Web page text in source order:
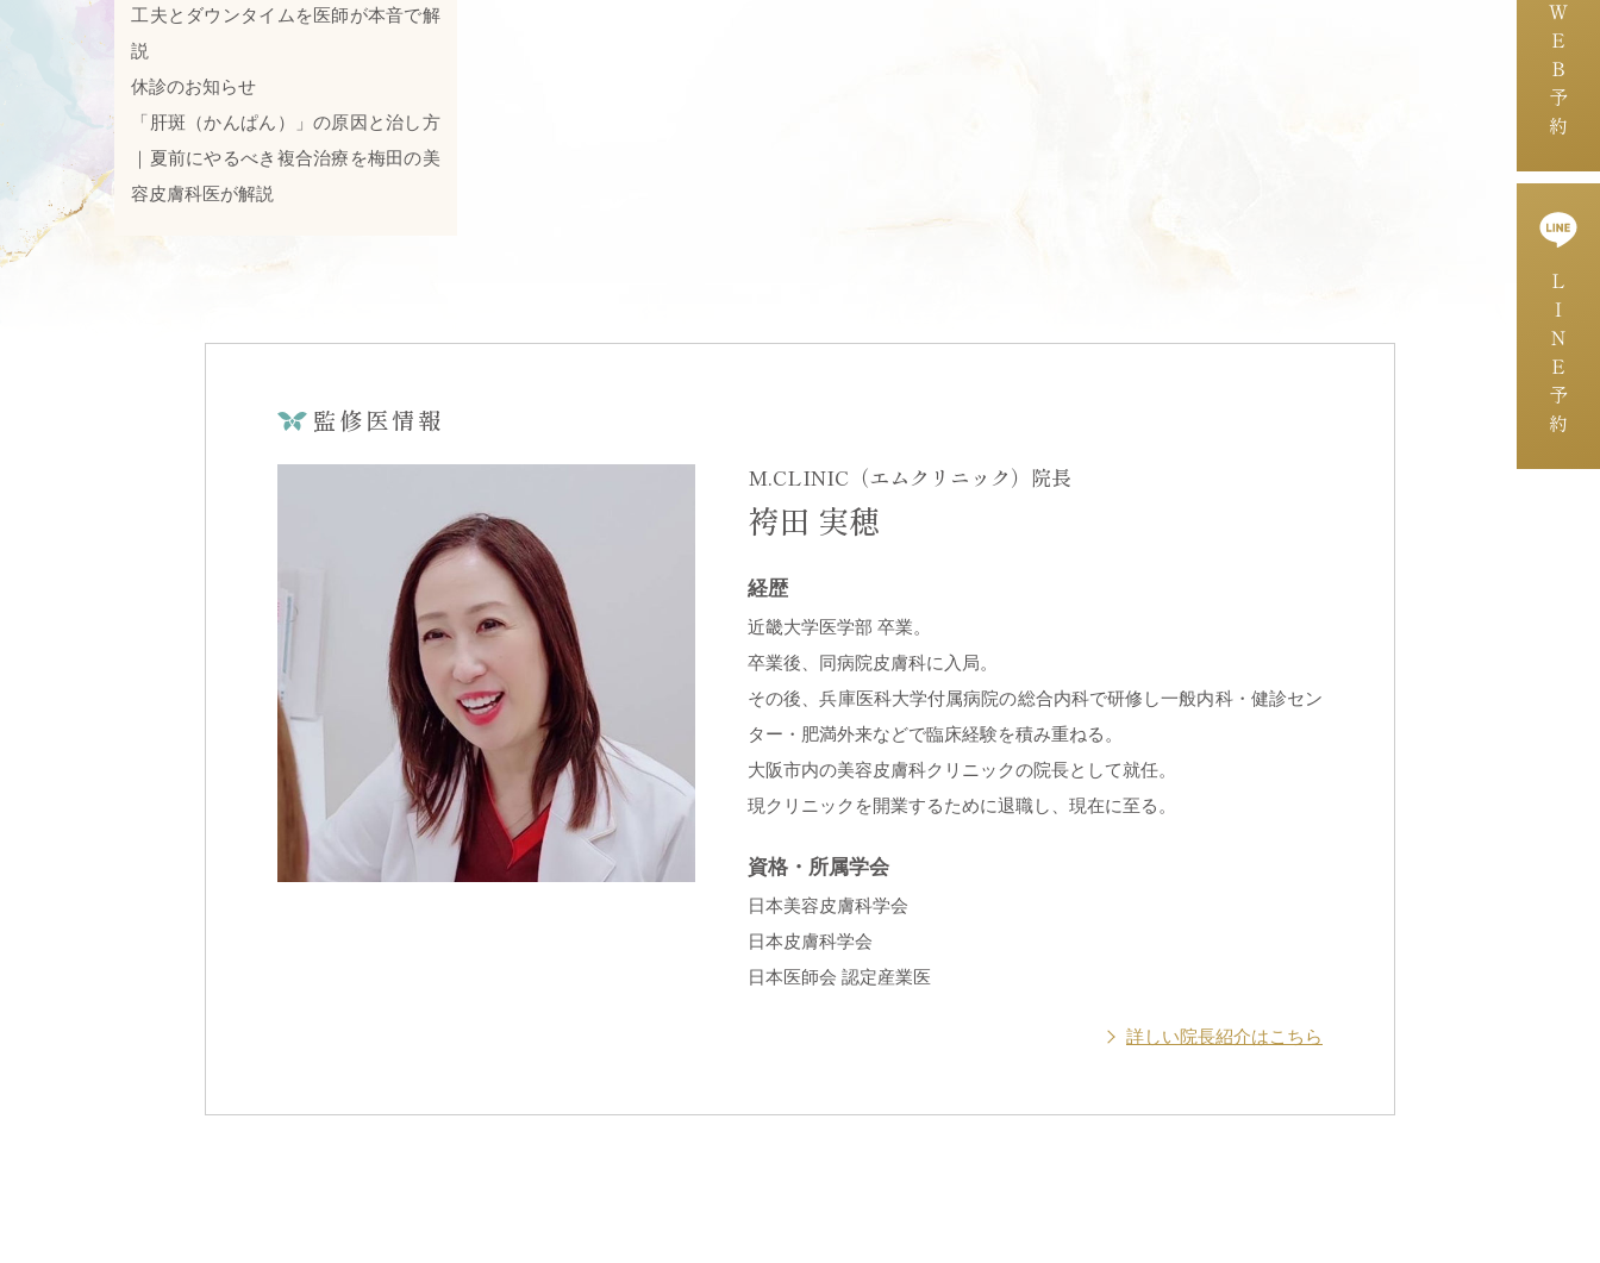
ＷＥＢ予約
ＬＩＮＥ予約
工夫とダウンタイムを医師が本音で解
説
休診のお知らせ
「肝斑（かんぱん）」の原因と治し方
｜夏前にやるべき複合治療を梅田の美
容皮膚科医が解説
監修医情報
M.CLINIC（エムクリニック）院長
袴田 実穂
経歴
近畿大学医学部 卒業。
卒業後、同病院皮膚科に入局。
その後、兵庫医科大学付属病院の総合内科で研修し一般内科・健診セン
ター・肥満外来などで臨床経験を積み重ねる。
大阪市内の美容皮膚科クリニックの院長として就任。
現クリニックを開業するために退職し、現在に至る。
資格・所属学会
日本美容皮膚科学会
日本皮膚科学会
日本医師会 認定産業医
詳しい院長紹介はこちら